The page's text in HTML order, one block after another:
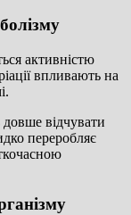
активністю
впливають на
відчувати
переробляє